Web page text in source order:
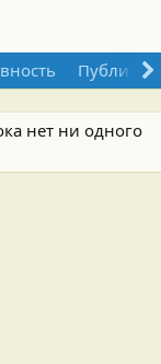
нет ни одного